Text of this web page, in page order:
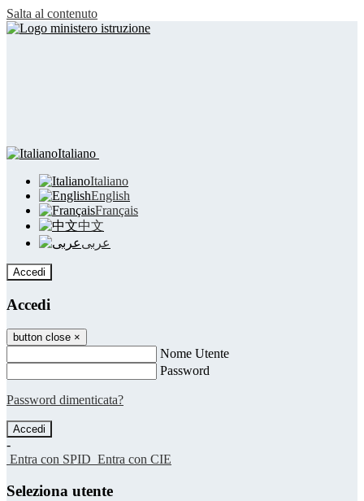
Salta al contenuto
Italiano
Italiano
English
Français
中文
عربى
Accedi
Accedi
button close ×
Nome Utente
Password
Password dimenticata?
-
Entra con SPID Entra con CIE
Seleziona utente